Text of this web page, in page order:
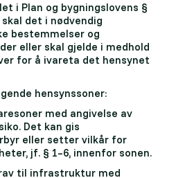
i Plan og bygningslovens §
skal det i nødvendig
bestemmelser og
eller skal gjelde i medhold
for å ivareta det hensynet
hensynssoner:
med angivelse av
Det kan gis
eller setter vilkår for
jf. § 1–6, innenfor sonen.
til infrastruktur med